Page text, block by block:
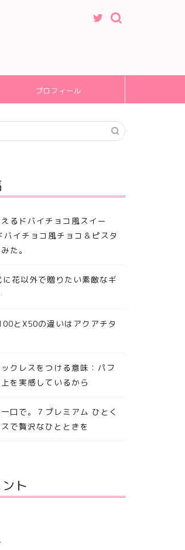
プロフィール
るドバイチョコ風スイー
バイチョコ風チョコ＆ピスタ
た。
花以外で贈りたい素敵なギ
とX50の違いはアクアチタ
クレスをつける意味：パフ
を実感しているから
口で。７プレミアム ひとく
で贅沢なひとときを
ト